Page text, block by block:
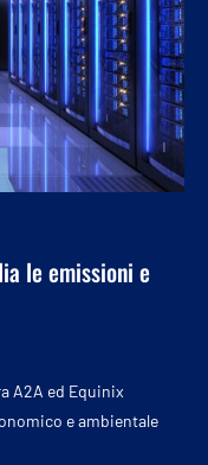
le emissioni e
A2A ed Equinix
e ambientale